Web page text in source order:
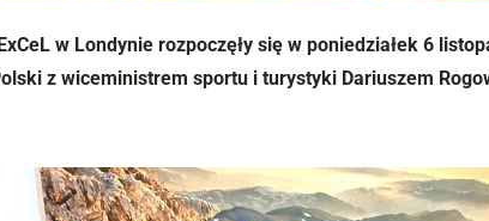
w Londynie rozpoczęły się w poniedziałek 6
z wiceministrem sportu i turystyki Dariuszem